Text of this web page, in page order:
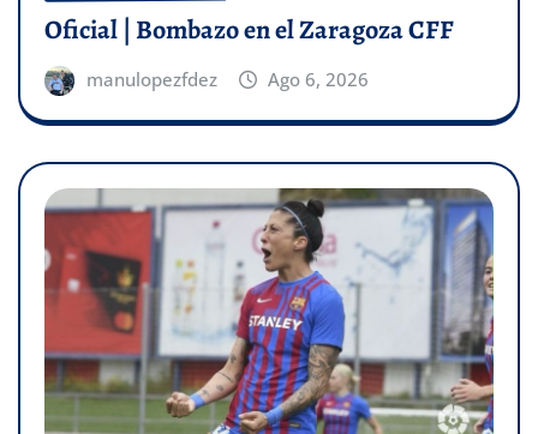
Oficial | Bombazo en el Zaragoza CFF
manulopezfdez Ago 6, 2026